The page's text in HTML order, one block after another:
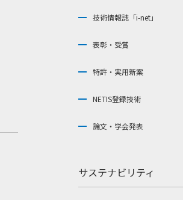
技術情報誌「i-net」
表彰・受賞
特許・実用新案
NETIS登録技術
論文・学会発表
サステナビリティ